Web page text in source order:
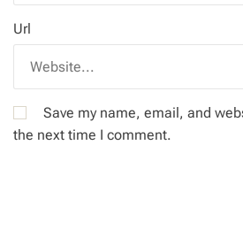
Url
Save my name, email, and
the next time I comment.